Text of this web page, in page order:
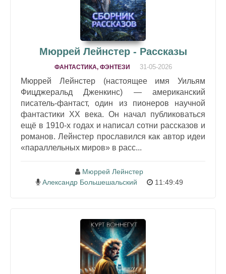
Мюррей Лейнстер - Рассказы
ФАНТАСТИКА, ФЭНТЕЗИ 31-05-2026
Мюррей Лейнстер (настоящее имя Уильям
Фицджеральд Дженкинс) — американский
писатель-фантаст, один из пионеров научной
фантастики XX века. Он начал публиковаться
ещё в 1910-х годах и написал сотни рассказов и
романов. Лейнстер прославился как автор идеи
«параллельных миров» в расс...
Мюррей Лейнстер
Александр Большешальский
11:49:49